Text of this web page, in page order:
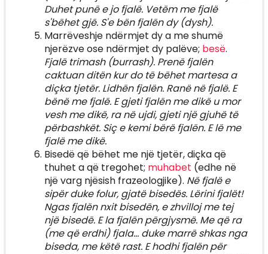
Duhet punë e jo fjalë. Vetëm me fjalë
s'bëhet gjë. S'e bën fjalën dy (dysh).
Marrëveshje ndërmjet dy a me shumë
njerëzve ose ndërmjet dy palëve; besë.
Fjalë trimash (burrash). Prenë fjalën
caktuan ditën kur do të bëhet martesa a
diçka tjetër. Lidhën fjalën. Ranë në fjalë. E
bënë me fjalë. E gjeti fjalën me dikë u mor
vesh me dikë, ra në ujdi, gjeti një gjuhë të
përbashkët. Siç e kemi bërë fjalën. E lë me
fjalë me dikë.
Bisedë që bëhet me një tjetër, diçka që
thuhet a që tregohet; muhabet (edhe në
një varg njësish frazeologjike). Në fjalë e
sipër duke folur, gjatë bisedës. Lërini fjalët!
Ngas fjalën nxit bisedën, e zhvilloj me tej
një bisedë. E la fjalën përgjysmë. Me që ra
(me që erdhi) fjala... duke marrë shkas nga
biseda, me këtë rast. E hodhi fjalën për